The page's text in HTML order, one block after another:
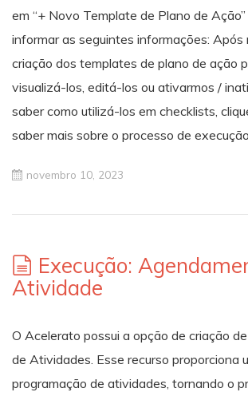
em “+ Novo Template de Plano de
informar as seguintes informações: Após
criação dos templates de plano de ação
visualizá-los, editá-los ou ativarmos /
saber como utilizá-los em checklists,
saber mais sobre o processo de
novembro 10, 2023
Execução:
Atividade
O Acelerato possui a opção de criação
de Atividades. Esse recurso proporciona
programação de atividades, tornando o